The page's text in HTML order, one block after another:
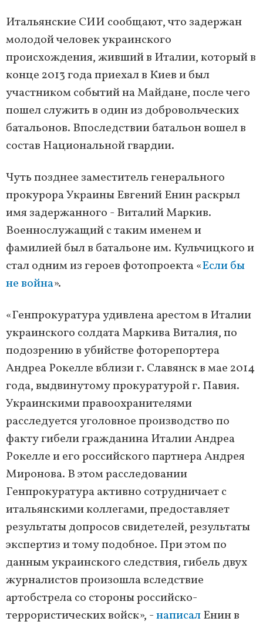
Итальянские СИИ сообщают, что задержан
молодой человек украинского
происхождения, живший в Италии, который в
конце 2013 года приехал в Киев и был
участником событий на Майдане, после чего
пошел служить в один из добровольческих
батальонов. Впоследствии батальон вошел в
состав Национальной гвардии.
Чуть позднее заместитель генерального
прокурора Украины Евгений Енин раскрыл
имя задержанного - Виталий Маркив.
Военнослужащий с таким именем и
фамилией был в батальоне им. Кульчицкого и
стал одним из героев фотопроекта «Если бы
не война».
«Генпрокуратура удивлена ​​арестом в Италии
украинского солдата Маркива Виталия, по
подозрению в убийстве фоторепортера
Андреа Рокелле вблизи г. Славянск в мае 2014
года, выдвинутому прокуратурой г. Павия.
Украинскими правоохранителями
расследуется уголовное производство по
факту гибели гражданина Италии Андреа
Рокелле и его российского партнера Андрея
Миронова. В этом расследовании
Генпрокуратура активно сотрудничает с
итальянскими коллегами, предоставляет
результаты допросов свидетелей, результаты
экспертиз и тому подобное. При этом по
данным украинского следствия, гибель двух
журналистов произошла вследствие
артобстрела со стороны российско-
террористических войск», -написалЕнин в